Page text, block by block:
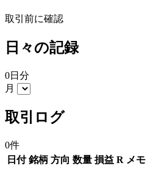
取引前に確認
日々の記録
0日分
月
取引ログ
0件
日付 銘柄 方向 数量 損益 R メモ